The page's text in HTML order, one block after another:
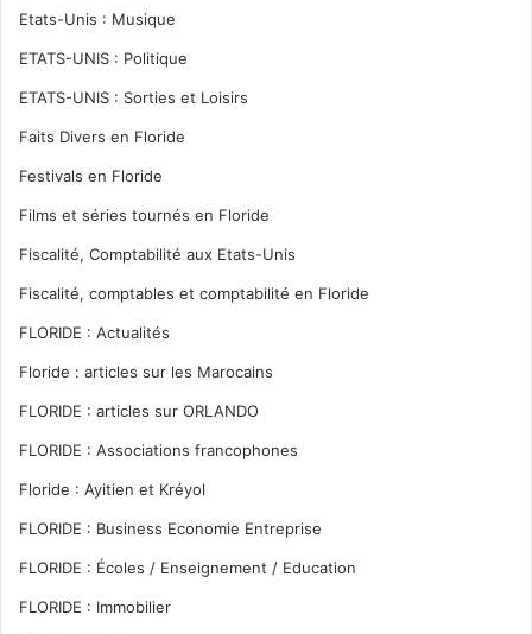
Etats-Unis : Musique
ETATS-UNIS : Politique
ETATS-UNIS : Sorties et Loisirs
Faits Divers en Floride
Festivals en Floride
Films et séries tournés en Floride
Fiscalité, Comptabilité aux Etats-Unis
Fiscalité, comptables et comptabilité en Floride
FLORIDE : Actualités
Floride : articles sur les Marocains
FLORIDE : articles sur ORLANDO
FLORIDE : Associations francophones
Floride : Ayitien et Kréyol
FLORIDE : Business Economie Entreprise
FLORIDE : Écoles / Enseignement / Education
FLORIDE : Immobilier